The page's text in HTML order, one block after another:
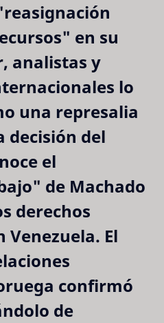
en su
analistas y
lo
una represalia
decisión del
el
de Machado
derechos
Venezuela. El
confirmó
de